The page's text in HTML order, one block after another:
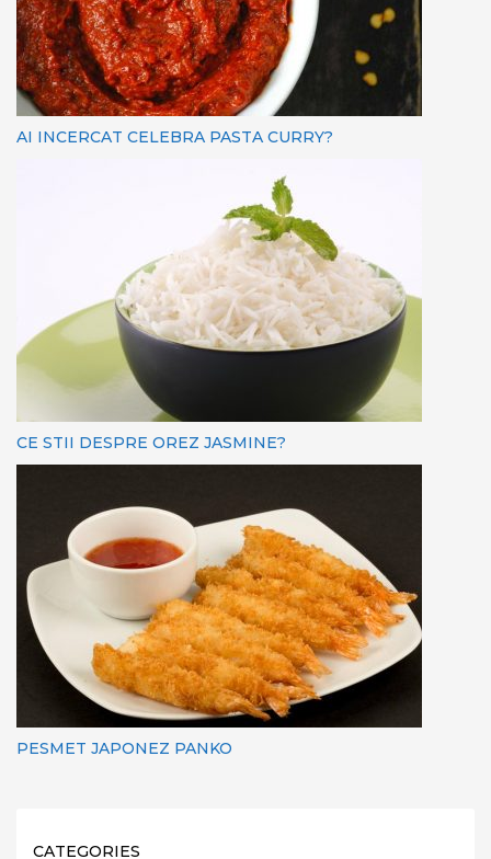
AI INCERCAT CELEBRA PASTA CURRY?
CE STII DESPRE OREZ JASMINE?
PESMET JAPONEZ PANKO
CATEGORIES